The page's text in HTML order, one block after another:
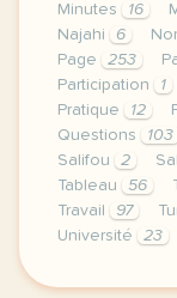
Minutes
16
Najahi
6
Page
253
Participation
1
Pratique
12
Questions
103
Salifou
2
Tableau
56
Travail
97
Université
23
le respect